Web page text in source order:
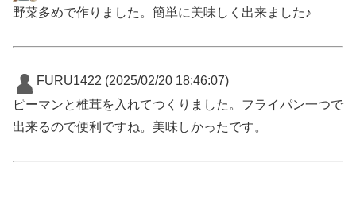
野菜多めで作りました。簡単に美味しく出来ました♪
FURU1422 (2025/02/20 18:46:07)
ピーマンと椎茸を入れてつくりました。フライパン一つで
出来るので便利ですね。美味しかったです。